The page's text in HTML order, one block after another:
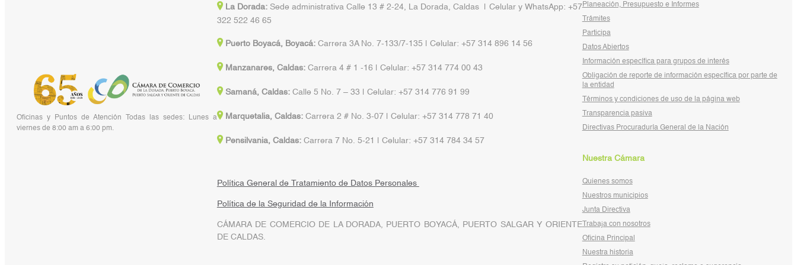
Oficinas y Puntos de Atención Todas las sedes: Lunes a
viernes de 8:00 am a 6:00 pm.
La Dorada:Sede administrativa Calle 13 # 2-24, La Dorada, Caldas | Celular y WhatsApp: +57
322 522 46 65
Puerto Boyacá, Boyacá:Carrera 3A No. 7-133/7-135 | Celular: +57 314 896 14 56
Manzanares, Caldas:Carrera 4 # 1 -16 | Celular: +57 314 774 00 43
Samaná, Caldas: Calle 5 No. 7 – 33 | Celular: +57 314 776 91 99
Marquetalia, Caldas:Carrera 2 # No. 3-07 | Celular: +57 314 778 71 40
Pensilvania, Caldas:Carrera 7 No. 5-21 | Celular: +57 314 784 34 57
Política General de Tratamiento de Datos Personales
Política de la Seguridad de la Información
CÁMARA DE COMERCIO DE LA DORADA, PUERTO BOYACÁ, PUERTO SALGAR Y ORIENTE
DE CALDAS.
Planeación, Presupuesto e Informes
Trámites
Participa
Datos Abiertos
Información específica para grupos de interés
Obligación de reporte de información específica por parte de
la entidad
Términos y condiciones de uso de la página web
Transparencia pasiva
Directivas Procuraduría General de la Nación
Nuestra Cámara
Quienes somos
Nuestros municipios
Junta Directiva
Trabaja con nosotros
Oficina Principal
Nuestra historia